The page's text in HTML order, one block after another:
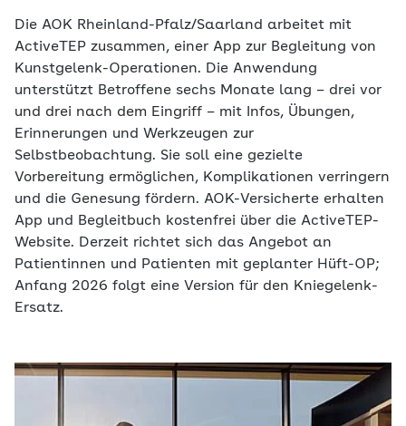
Die AOK Rheinland-Pfalz/Saarland arbeitet mit
ActiveTEP zusammen, einer App zur Begleitung von
Kunstgelenk-Operationen. Die Anwendung
unterstützt Betroffene sechs Monate lang – drei vor
und drei nach dem Eingriff – mit Infos, Übungen,
Erinnerungen und Werkzeugen zur
Selbstbeobachtung. Sie soll eine gezielte
Vorbereitung ermöglichen, Komplikationen verringern
und die Genesung fördern. AOK-Versicherte erhalten
App und Begleitbuch kostenfrei über die ActiveTEP-
Website. Derzeit richtet sich das Angebot an
Patientinnen und Patienten mit geplanter Hüft-OP;
Anfang 2026 folgt eine Version für den Kniegelenk-
Ersatz.